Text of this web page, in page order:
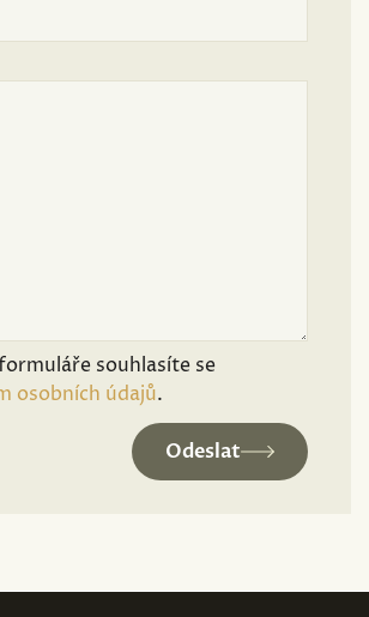
souhlasíte se
osobních údajů.
Odeslat